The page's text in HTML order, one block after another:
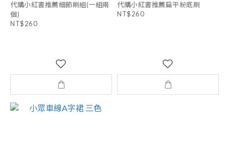
代購小紅書推薦細節刷組(一組兩
個)
NT$260
代購小紅書推薦扁平粉底刷
NT$260